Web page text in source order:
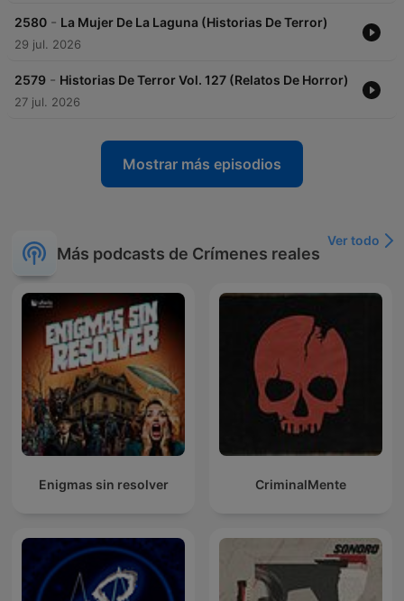
2580 - La Mujer De La Laguna (Historias De Terror)
29 jul. 2026
2579 - Historias De Terror Vol. 127 (Relatos De Horror)
27 jul. 2026
Mostrar más episodios
Más podcasts de Crímenes reales
Ver todo
Enigmas sin resolver CriminalMente